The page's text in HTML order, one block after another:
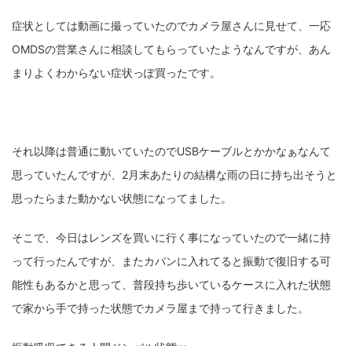
Z5 Z6II Z9 Z30 Z50II Zf Zfc
症状としては動画に撮っていたのでカメラ屋さんに見せて、一応
OMDSの営業さんに相談してもらっていたようなんですが、あん
まりよくわからない症状っぽ買ったです。
それ以降は普通に動いていたのでUSBケーブルとかかなぁなんて
思っていたんですが、2月末あたりの結構な雨の日に持ち出そうと
思ったらまた動かない状態になってました。
そこで、今日はレンズを買いに行く事になっていたので一緒に持
って行ったんですが、またカバンに入れてると振動で復旧する可
能性もあるかと思って、普段持ち歩いているケースに入れた状態
で家から手で持った状態でカメラ屋まで持って行きました。